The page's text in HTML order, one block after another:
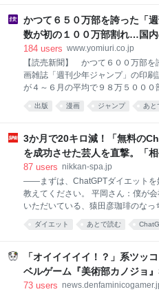
も言うてこ
本音と葛藤だった。 「自民党議員
よ」 政府は5日午後に臨時閣議を開
費税率について2027年4月から2年
重論がくすぶり、表向きの賛成論
ている。 先週の党の会議では、消
が噴出したというが、3日の会議で
人と前回より賛成が一気に増え、消
オフレ
かつて６５０万部を誇った「
数が初の１００万部割れ…国
超」ゼロに
184 users www.yomiuri.co.jp
【読売新聞】 かつて６００万部を
画雑誌「週刊少年ジャンプ」の印刷
が４～６月の平均で９８万５０００
式での公表が始まった２００８年以
万部を割ったことが５日わかった。
出版 漫画 ジャンプ あと
3か月で20キロ減！「無料の
を成功させた芸人を直撃。「
減量メソッドに驚き | 日刊SPA!
87 users nikkan-spa.jp
――まずは、ChatGPTダイエットを
教えてください。 平岡さん：僕が
いただいている、猿田彦珈琲のなっ
している猿田彦珈琲のランニング部
られたんです。 「体調管理に
始めました。僕、なっちさんに言
ると決めているので。 ただ、それ
ことがほとんどなかったんですよね
ダイエット あとで読む
「オイイイイイ！？」系ツッ
ベルゲーム『美術部カノジョ
開。「お前らーそろそろ自重
73 users